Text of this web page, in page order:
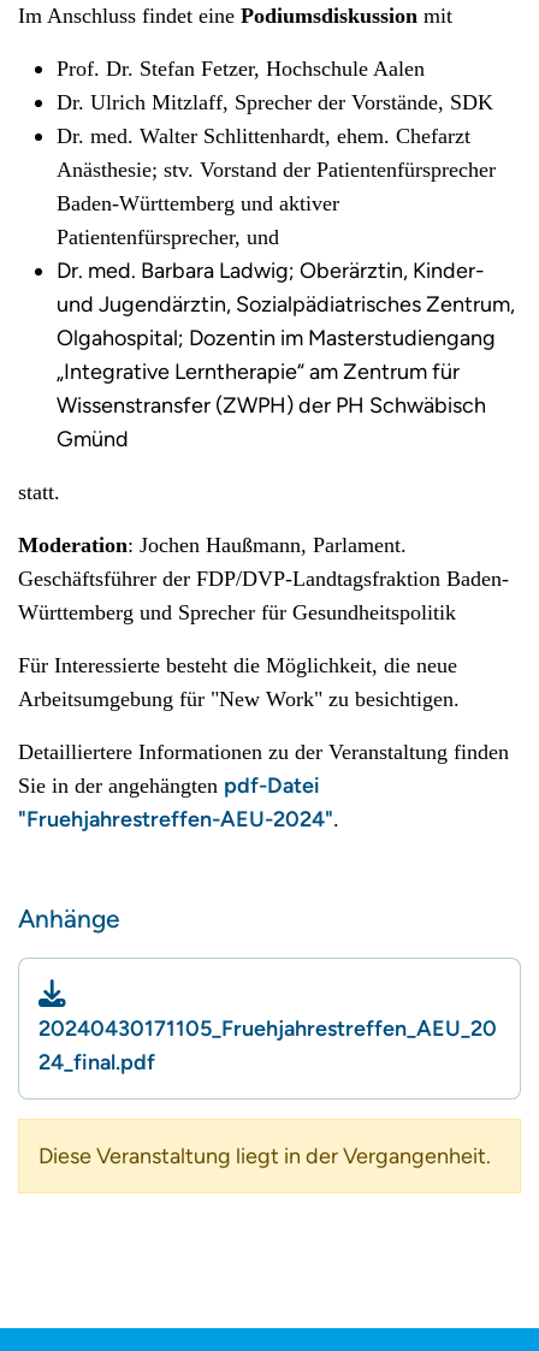
Im Anschluss findet eine Podiumsdiskussion mit
Prof. Dr. Stefan Fetzer, Hochschule Aalen
Dr. Ulrich Mitzlaff, Sprecher der Vorstände, SDK
Dr. med. Walter Schlittenhardt, ehem. Chefarzt
Anästhesie; stv. Vorstand der Patientenfürsprecher
Baden-Württemberg und aktiver
Patientenfürsprecher, und
Dr. med. Barbara Ladwig; Oberärztin, Kinder-
und Jugendärztin, Sozialpädiatrisches Zentrum,
Olgahospital; Dozentin im Masterstudiengang
„Integrative Lerntherapie“ am Zentrum für
Wissenstransfer (ZWPH) der PH Schwäbisch
Gmünd
statt.
Moderation: Jochen Haußmann, Parlament.
Geschäftsführer der FDP/DVP-Landtagsfraktion Baden-
Württemberg und Sprecher für Gesundheitspolitik
Für Interessierte besteht die Möglichkeit, die neue
Arbeitsumgebung für "New Work" zu besichtigen.
Detailliertere Informationen zu der Veranstaltung finden
Sie in der angehängten pdf-Datei
"Fruehjahrestreffen-AEU-2024".
Anhänge
20240430171105_Fruehjahrestreffen_AEU_20
24_final.pdf
Diese Veranstaltung liegt in der Vergangenheit.